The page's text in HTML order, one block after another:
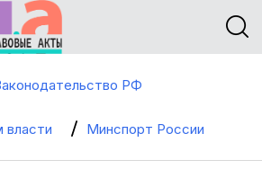
РФ
власти Минспорт России